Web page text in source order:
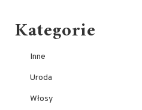
Kategorie
Inne
Uroda
Włosy